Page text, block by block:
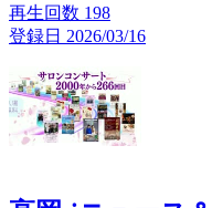
再生回数 198
登録日 2026/03/16